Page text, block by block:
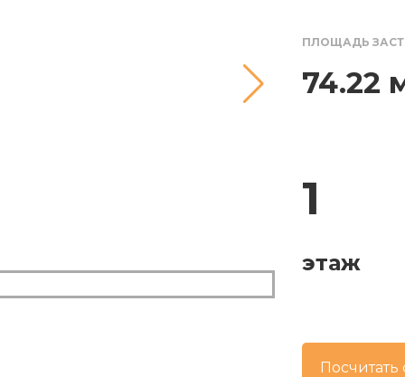
ПЛОЩАДЬ
74.22
1
этаж
Посчитать